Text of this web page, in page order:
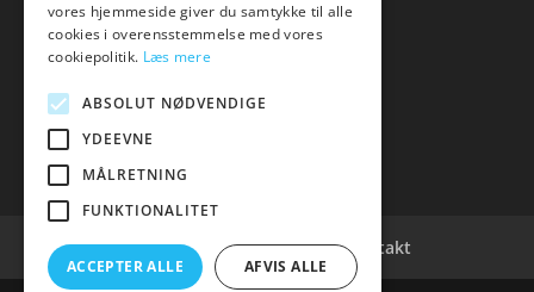
Tlf: 7876 8672
Mail:info@inks.dk
Cookie- og privatlivspolitik Kontakt
vores hjemmeside giver du samtykke til alle
cookies i overensstemmelse med vores
cookiepolitik. Læs mere
ABSOLUT NØDVENDIGE
YDEEVNE
MÅLRETNING
FUNKTIONALITET
ACCEPTER ALLE AFVIS ALLE